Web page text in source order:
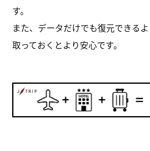
す。
また、データだけでも復元できる
取っておくとより安心です。